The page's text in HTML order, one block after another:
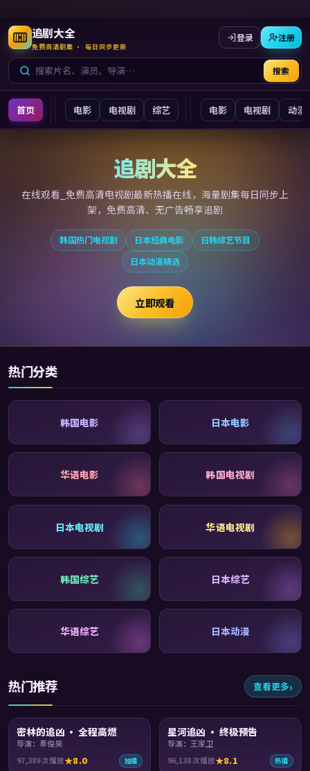
追剧大全
免费高清剧集 · 每日同步更新
搜索
登录 注册
首页 电影 电视剧 综艺 电影 电视剧 动漫
追剧大全
追剧大全
在线观看_免费高清电视剧最新热播在线，海量剧集每日同步上
架，免费高清、无广告畅享追剧
韩国热门电视剧 日本经典电影
日韩综艺节目
日本动漫精选
立即观看
热门分类
韩国电影 日本电影
华语电影 韩国电视剧
日本电视剧 华语电视剧
韩国综艺 日本综艺
华语综艺 日本动漫
热门推荐 查看更多
密林的追凶 · 全程高燃
导演：奉俊昊
97,389次播放 8.0 独播
星河追凶 · 终极预告
导演：王家卫
96,138次播放 8.1 热播